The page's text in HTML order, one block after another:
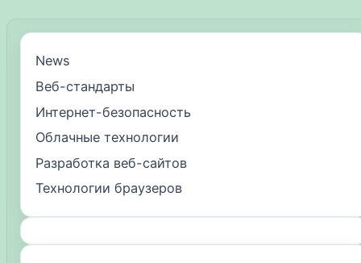
News
Веб-стандарты
Интернет-безопасность
Облачные технологии
Разработка веб-сайтов
Технологии браузеров